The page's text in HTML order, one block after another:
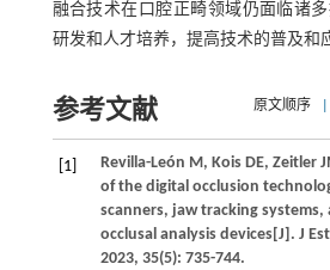
融合技术在口腔正畸领域仍面临诸
研发和人才培养，提高技术的普及和
参考文献 原文顺序
[1] Revilla-León M, Kois DE, Zeitler
of the digital occlusion
scanners, jaw tracking
occlusal analysis devices[J]. J
2023, 35(5): 735-744.